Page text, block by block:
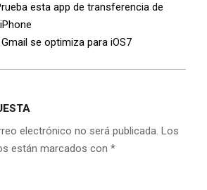
esta app de transferencia de
Gmail se optimiza para iOS7
electrónico no será publicada. Los
están marcados con *